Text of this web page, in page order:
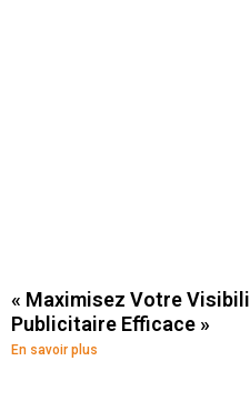
« Maximisez Votre
Publicitaire Efficace »
En savoir plus